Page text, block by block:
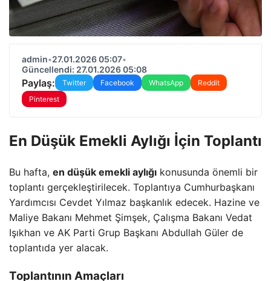
admin•27.01.2026 05:07•
Güncellendi: 27.01.2026 05:08
Paylaş: Twitter Facebook WhatsApp
Reddit
Pinterest
En Düşük Emekli Aylığı İçin Toplantı
Bu hafta, en düşük emekli aylığı konusunda önemli bir
toplantı gerçekleştirilecek. Toplantıya Cumhurbaşkanı
Yardımcısı Cevdet Yılmaz başkanlık edecek. Hazine ve
Maliye Bakanı Mehmet Şimşek, Çalışma Bakanı Vedat
Işıkhan ve AK Parti Grup Başkanı Abdullah Güler de
toplantıda yer alacak.
Toplantının Amaçları